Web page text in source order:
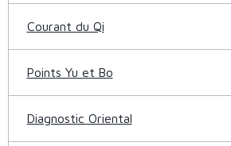
Courant du Qi
Points Yu et Bo
Diagnostic Oriental